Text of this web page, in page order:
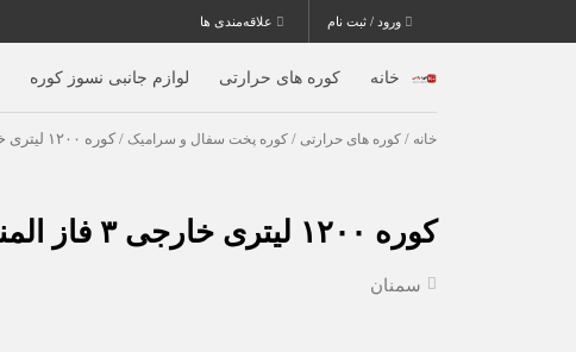
ورود / ثبت نام علاقه‌مندی ها
خانه کوره های حرارتی لوازم جانبی نسوز کوره
خانه / کوره های حرارتی / کوره پخت سفال و سرامیک / کوره ۱۲۰۰ لیتری خارجی ۳ فاز المنت سوئدی
کوره ۱۲۰۰ لیتری خارجی ۳ فاز المنت سوئدی
سمنان